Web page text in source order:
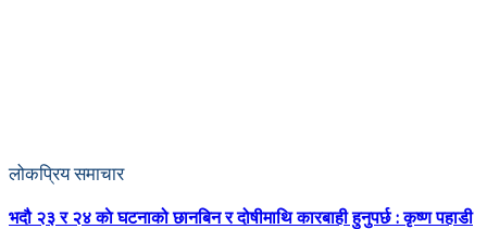
लोकप्रिय समाचार
भदौ २३ र २४ काे घटनाको छानबिन र दोषीमाथि कारबाही हुनुपर्छ : कृष्ण पहाडी